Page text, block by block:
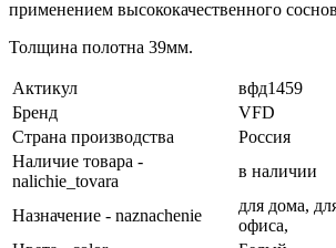
применением высококачественного
Толщина полотна 39мм.
Актикул
вфд1459
Бренд
VFD
Страна производства
Россия
Наличие товара -
nalichie_tovara
в наличии
Назначение - naznachenie
для дома,
офиса,